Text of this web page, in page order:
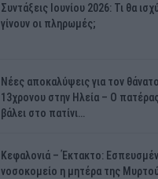
Συντάξεις Ιουνίου 2026: Τι θα
γίνουν οι πληρωμές;
Νέες αποκαλύψεις για τον
13χρονου στην Ηλεία – Ο
βάλει στο πατίνι…
Κεφαλονιά – Έκτακτο:
νοσοκομείο η μητέρα της